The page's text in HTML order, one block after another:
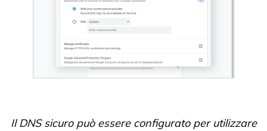
Il DNS sicuro può essere configurato per utilizzare